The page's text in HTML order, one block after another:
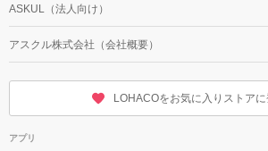
ASKUL（法人向け）
アスクル株式会社（会社概要）
LOHACOをお気に入りストア
アプリ